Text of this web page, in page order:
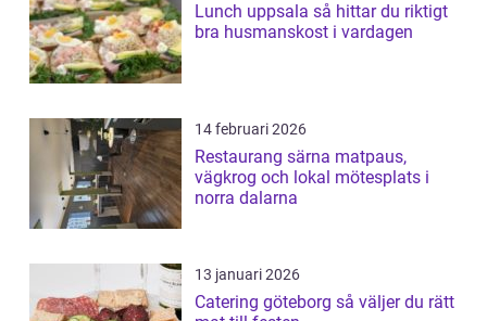
Lunch uppsala så hittar du riktigt
bra husmanskost i vardagen
14 februari 2026
Restaurang särna matpaus,
vägkrog och lokal mötesplats i
norra dalarna
13 januari 2026
Catering göteborg så väljer du rätt